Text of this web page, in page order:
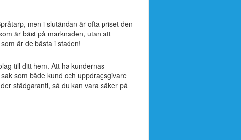
men i slutändan är ofta priset den
är bäst på marknaden, utan att
är de bästa i staden!
till ditt hem. Att ha kundernas
som både kund och uppdragsgivare
städgaranti, så du kan vara säker på